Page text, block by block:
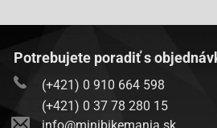
Potrebujete poradiť s
(+421) 0 910 664 598
(+421) 0 37 78 280 15